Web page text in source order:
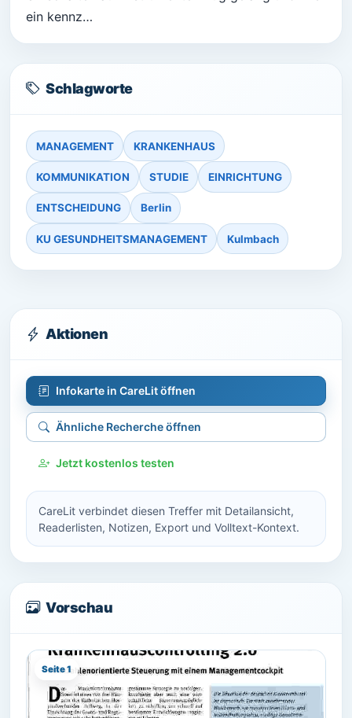
ein kennz…
Schlagworte
MANAGEMENT KRANKENHAUS
KOMMUNIKATION STUDIE EINRICHTUNG
ENTSCHEIDUNG Berlin
KU GESUNDHEITSMANAGEMENT Kulmbach
Aktionen
Infokarte in CareLit öffnen
Ähnliche Recherche öffnen
Jetzt kostenlos testen
CareLit verbindet diesen Treffer mit Detailansicht,
Readerlisten, Notizen, Export und Volltext-Kontext.
Vorschau
Seite 1